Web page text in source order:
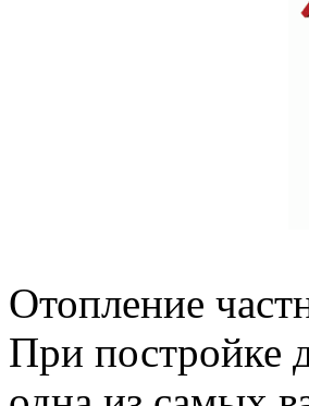
Отопление
При постройке